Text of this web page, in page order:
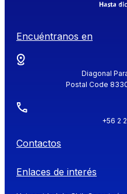
Encuéntranos en
Diagonal
Postal Code
+56 2
Contactos
Enlaces de interés